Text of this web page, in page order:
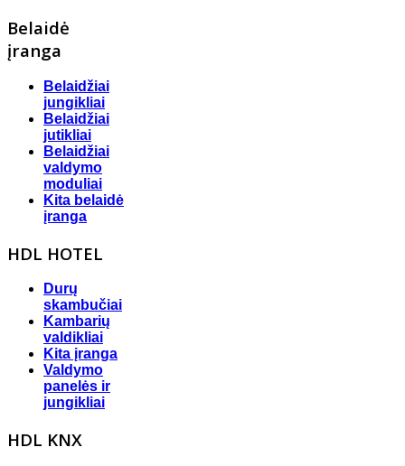
Belaidė
įranga
Belaidžiai
jungikliai
Belaidžiai
jutikliai
Belaidžiai
valdymo
moduliai
Kita belaidė
įranga
HDL HOTEL
Durų
skambučiai
Kambarių
valdikliai
Kita įranga
Valdymo
panelės ir
jungikliai
HDL KNX